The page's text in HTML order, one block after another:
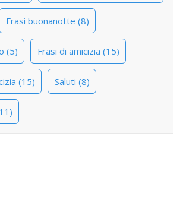
Frasi buonanotte (8)
(5) Frasi di amicizia (15)
(15) Saluti (8)